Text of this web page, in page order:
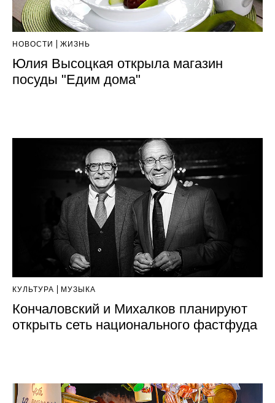
НОВОСТИ ЖИЗНЬ
Юлия Высоцкая открыла магазин
посуды "Едим дома"
КУЛЬТУРА МУЗЫКА
Кончаловский и Михалков планируют
открыть сеть национального фастфуда